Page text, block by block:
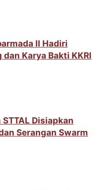
II Hadiri
Karya Bakti KKRI
Disiapkan
Serangan Swarm